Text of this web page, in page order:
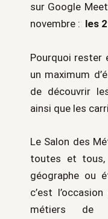
sur Google
novembre : les
Pourquoi rester
un maximum
de découvrir
ainsi que les
Le Salon des
toutes et tous,
géographe ou
c’est
métiers de